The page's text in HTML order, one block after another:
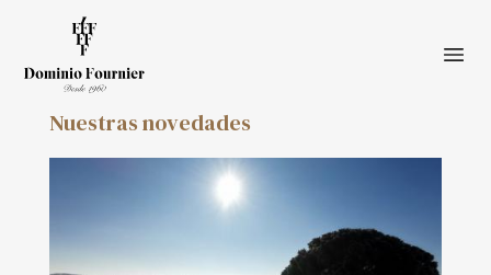
Pasar
contenido
Nuestras novedades